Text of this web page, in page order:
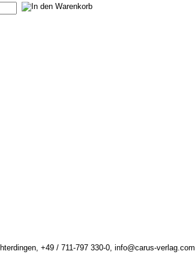
+49 / 711-797 330-0, info@carus-verlag.com